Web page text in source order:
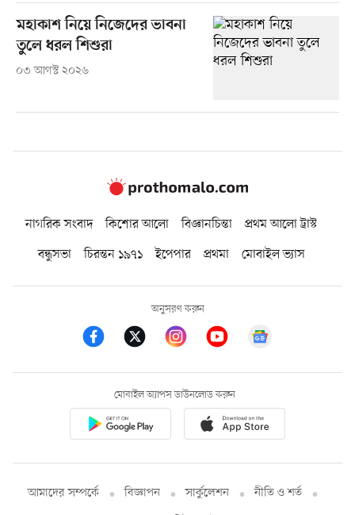
মহাকাশ নিয়ে নিজেদের ভাবনা
তুলে ধরল শিশুরা
০৩ আগস্ট ২০২৬
নাগরিক সংবাদ কিশোর আলো বিজ্ঞানচিন্তা
প্রথম আলো ট্রাস্ট
বন্ধুসভা
চিরন্তন ১৯৭১ ইপেপার প্রথমা মোবাইল ভ্যাস
অনুসরণ করুন
মোবাইল অ্যাপস ডাউনলোড করুন
আমাদের সম্পর্কে বিজ্ঞাপন সার্কুলেশন
নীতি ও শর্ত